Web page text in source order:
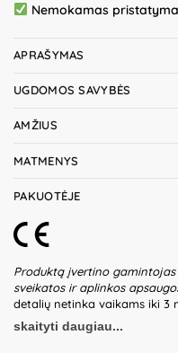
Nemokamas
APRAŠYMAS
UGDOMOS SAVYBĖS
AMŽIUS
MATMENYS
PAKUOTĖJE
Produktą įvertino gamintojas
sveikatos ir aplinkos
detalių netinka vaikams iki 3
vaikų be suaugusiųjų
žaislo ir detalių būklę.
skaityti daugiau...